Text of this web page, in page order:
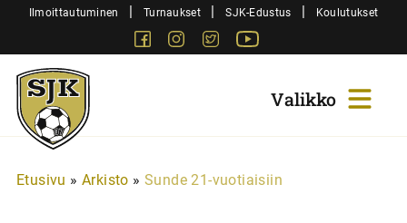
SiirryIlmoittautuminen | Turnaukset | SJK-Edustus | Koulutukset
FacebookInstagram
Twitter
Sjk-
Juniorit
Etusivu » Arkisto » Sunde 21-vuotiaisiin